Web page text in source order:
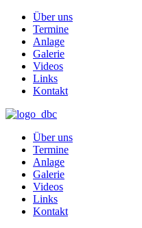
Über uns
Termine
Anlage
Galerie
Videos
Links
Kontakt
Über uns
Termine
Anlage
Galerie
Videos
Links
Kontakt